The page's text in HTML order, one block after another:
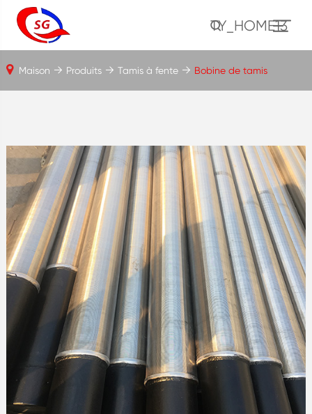
TY_HOME13
Maison Produits Tamis à fente Bobine de tamis